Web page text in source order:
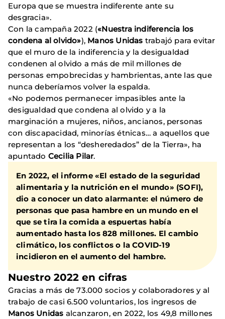
Europa que se muestra indiferente ante su
desgracia».
Con la campaña 2022 («Nuestra indiferencia los
condena al olvido»), Manos Unidas trabajó para evitar
que el muro de la indiferencia y la desigualdad
condenen al olvido a más de mil millones de
personas empobrecidas y hambrientas, ante las que
nunca deberíamos volver la espalda.
«No podemos permanecer impasibles ante la
desigualdad que condena al olvido y a la
marginación a mujeres, niños, ancianos, personas
con discapacidad, minorías étnicas… a aquellos que
representan a los “desheredados” de la Tierra», ha
apuntado Cecilia Pilar.
En 2022, el informe «El estado de la seguridad
alimentaria y la nutrición en el mundo» (SOFI),
dio a conocer un dato alarmante: el número de
personas que pasa hambre en un mundo en el
que se tira la comida a espuertas había
aumentado hasta los 828 millones. El cambio
climático, los conflictos o laCOVID-19
incidieron en el aumento del hambre.
Nuestro 2022 en cifras
Gracias a más de 73.000 socios y colaboradores y al
trabajo de casi 6.500 voluntarios, los ingresos de
Manos Unidas alcanzaron, en 2022, los 49,8 millones